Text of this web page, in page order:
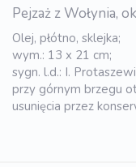
Pejzaż z Wołynia,
Olej, płótno, sklejka;
wym.: 13 x 21 cm;
sygn. l.d.: I.
przy górnym brzegu
usunięcia przez